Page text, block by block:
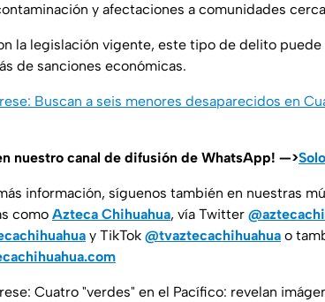
y afectaciones a comunidades
la legislación vigente, este tipo de delito puede
de sanciones económicas.
Buscan a seis menores desaparecidos en
nuestro canal de difusión de WhatsApp! —>
información, síguenos también en nuestras
como Azteca Chihuahua, vía Twitter
y TikTok @tvaztecachihuahua o
Cuatro "verdes" en el Pacífico: revelan